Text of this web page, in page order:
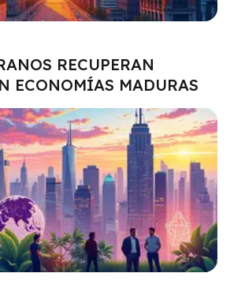
RECUPERAN
ECONOMÍAS MADURAS